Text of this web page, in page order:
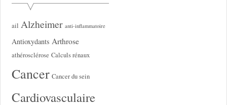
ail Alzheimer anti-inflammatoire
Antioxydants Arthrose
athérosclérose Calculs rénaux
Cancer Cancer du sein
Cardiovasculaire